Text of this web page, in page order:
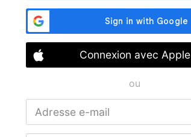
Connexion avec Apple
ou